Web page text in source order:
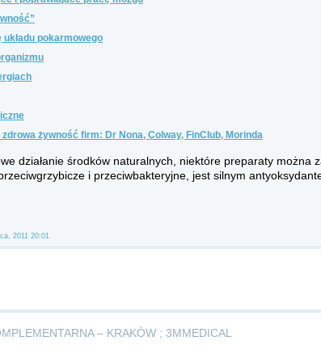
pokarmowego
żywność firm: Dr Nona, Colway, FinClub, Morinda
działanie środków naturalnych, niektóre preparaty można
i przeciwbakteryjne, jest silnym
2011 20:01
– KRAKÓW ; 3MMEDICAL